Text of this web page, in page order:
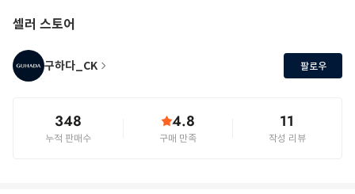
셀러 스토어
구하다_CK 팔로우
348
누적 판매수
4.8
구매 만족
11
작성 리뷰